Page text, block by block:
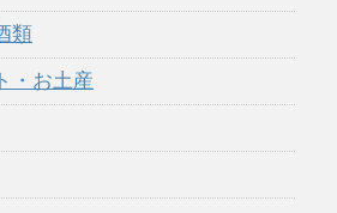
類
・お土産